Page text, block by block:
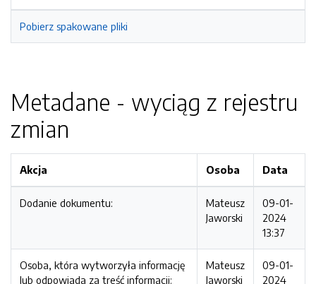
Pobierz spakowane pliki
Metadane - wyciąg z rejestru
zmian
Akcja Osoba Data
Dodanie dokumentu:
Mateusz
Jaworski
09-01-
2024
13:37
Osoba, która wytworzyła informację
lub odpowiada za treść informacji:
Mateusz
Jaworski
09-01-
2024